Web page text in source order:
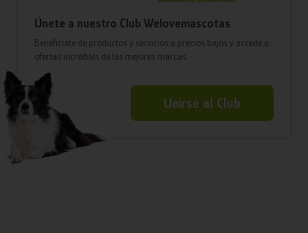
Únete a nuestro Club Welovemascotas
Benefíciate de productos y servicios a precios bajos y accede a
ofertas increíbles de las mejores marcas
Unirse al Club